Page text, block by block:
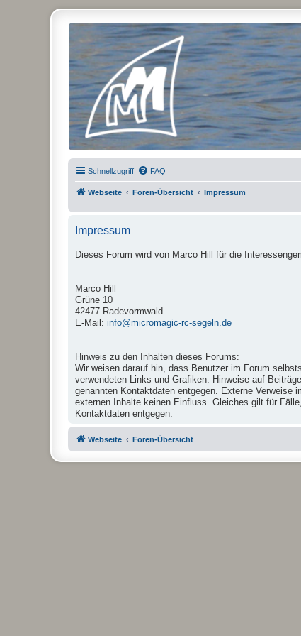
Micro Magic Forum Deutschland
Schnellzugriff FAQ
Webseite Foren-Übersicht Impressum
Impressum
Dieses Forum wird von Marco Hill für die
Marco Hill
Grüne 10
42477 Radevormwald
E-Mail: info@micromagic-rc-segeln.de
Hinweis zu den Inhalten dieses Forums:
Wir weisen darauf hin, dass Benutzer im Forum
verwendeten Links und Grafiken. Hinweise auf
genannten Kontaktdaten entgegen. Externe Verweise
externen Inhalte keinen Einfluss. Gleiches gilt für
Kontaktdaten entgegen.
Webseite Foren-Übersicht